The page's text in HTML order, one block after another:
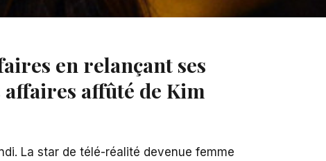
en relançant ses
affaires affûté de Kim
La star de télé-réalité devenue femme